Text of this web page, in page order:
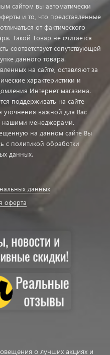
сайтом вы автоматически
и то, что представленные
от фактического
Такой Товар не считается
соответствует сопутствующей
данного товара.
на сайте, оставляют за
характеристики и
Интернет магазина.
поддерживать на сайте
важной для Вас
нашими менеджерами.
на данном сайте Вы
с политикой обработки
данных.
данных
оферта
о лучших акциях и